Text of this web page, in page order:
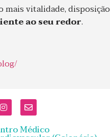
mais vitalidade, disposição
ao seu redor.
Médico